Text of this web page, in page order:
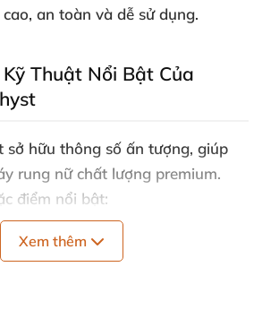
, an toàn và dễ sử dụng.
Thuật Nổi Bật Của
sở hữu thông số ấn tượng, giúp
rung nữchất lượng premium.
điểm nổi bật:
y tế cao cấp
cho da nhạy cảm
Xem thêm